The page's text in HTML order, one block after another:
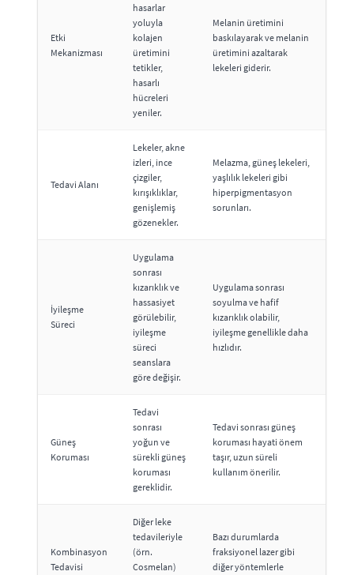
Etki
Mekanizması
hasarlar
yoluyla
kolajen
üretimini
tetikler,
hasarlı
hücreleri
yeniler.
Melanin üretimini
baskılayarak ve melanin
üretimini azaltarak
lekeleri giderir.
Tedavi Alanı
Lekeler, akne
izleri, ince
çizgiler,
kırışıklıklar,
genişlemiş
gözenekler.
Melazma, güneş lekeleri,
yaşlılık lekeleri gibi
hiperpigmentasyon
sorunları.
İyileşme
Süreci
Uygulama
sonrası
kızarıklık ve
hassasiyet
görülebilir,
iyileşme
süreci
seanslara
göre değişir.
Uygulama sonrası
soyulma ve hafif
kızarıklık olabilir,
iyileşme genellikle daha
hızlıdır.
Güneş
Koruması
Tedavi
sonrası
yoğun ve
sürekli güneş
koruması
gereklidir.
Tedavi sonrası güneş
koruması hayati önem
taşır, uzun süreli
kullanım önerilir.
Kombinasyon
Tedavisi
Diğer leke
tedavileriyle
(örn.
Cosmelan)
Bazı durumlarda
fraksiyonel lazer gibi
diğer yöntemlerle